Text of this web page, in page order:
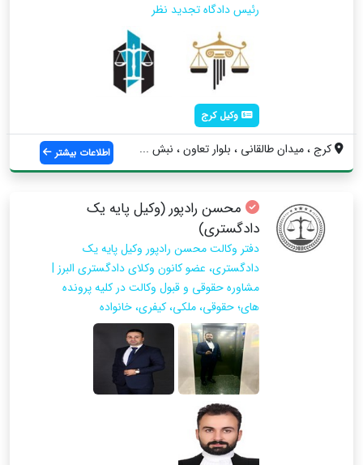
رئیس دادگاه تجدید نظر
وکیل کرج
کرج ، میدان طالقانی ، بلوار تعاون ، نبش ... اطلاعات بیشتر
محسن رادپور (وکیل پایه یک
دادگستری)
دفتر وکالت محسن رادپور وکیل پایه یک
دادگستری، عضو کانون وکلای دادگستری البرز |
مشاوره حقوقی و قبول وکالت در کلیه پرونده
های؛ حقوقی، ملکی، کیفری، خانواده